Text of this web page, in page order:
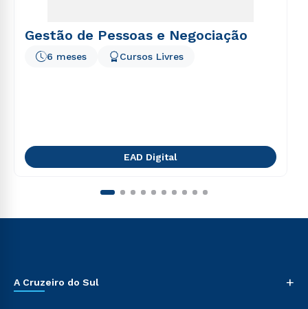
Gestão de Pessoas e Negociação
6 meses Cursos Livres
EAD Digital
A Cruzeiro do Sul +